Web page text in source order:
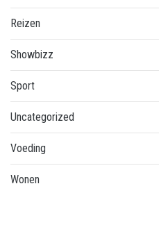
Reizen
Showbizz
Sport
Uncategorized
Voeding
Wonen